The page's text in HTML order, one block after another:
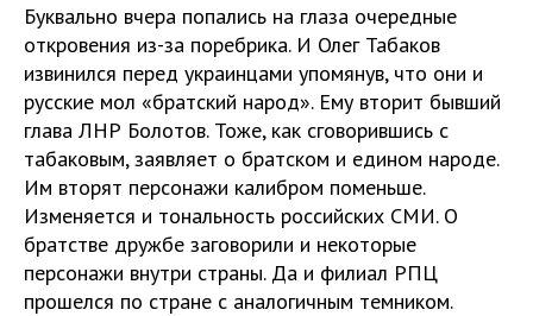
Буквально вчера попались на глаза очередные
откровения из-за поребрика. И Олег Табаков
извинился перед украинцами упомянув, что они и
русские мол «братский народ». Ему вторит бывший
глава ЛНР Болотов. Тоже, как сговорившись с
табаковым, заявляет о братском и едином народе.
Им вторят персонажи калибром поменьше.
Изменяется и тональность российских СМИ. О
братстве дружбе заговорили и некоторые
персонажи внутри страны. Да и филиал РПЦ
прошелся по стране с аналогичным темником.